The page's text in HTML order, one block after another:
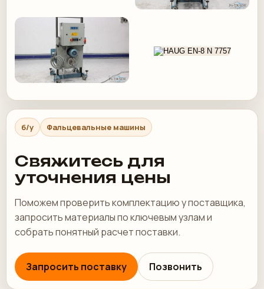
б/у Фальцевальные машины
Свяжитесь для
уточнения цены
Поможем проверить комплектацию у поставщика,
запросить материалы по ключевым узлам и
собрать понятный расчет поставки.
Запросить поставку Позвонить